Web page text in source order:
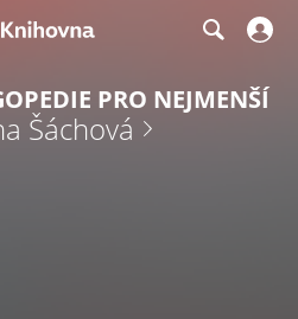
PRO NEJMENŠÍ
Šáchová